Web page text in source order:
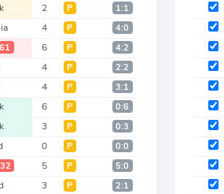
2 Р 1:1
4 Р 4:0
61 6 Р 4:2
4 Р 2:2
4 Р 3:1
6 Р 0:6
3 Р 0:3
0 Р 0:0
32 5 Р 5:0
3 Р 2:1